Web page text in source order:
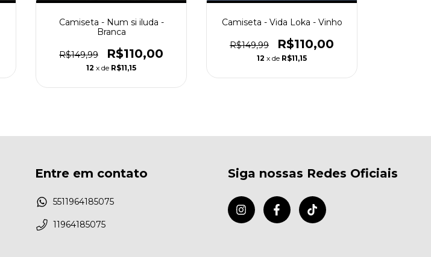
Camiseta - Num si iluda -
Branca
R$149,99 R$110,00
12 x de R$11,15
Camiseta - Vida Loka - Vinho
R$149,99 R$110,00
12 x de R$11,15
Entre em contato
5511964185075
11964185075
Siga nossas Redes Oficiais